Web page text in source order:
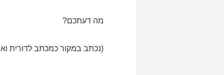
מה דעתכם?
(נכתב במקור כמכתב לדורית